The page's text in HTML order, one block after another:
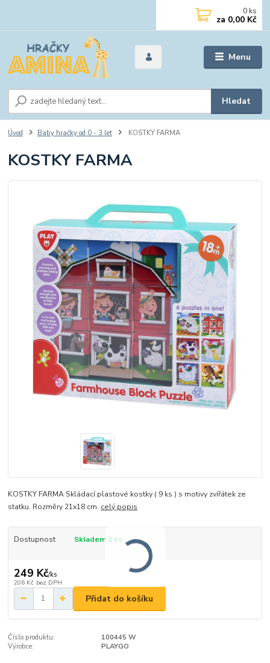
Menu
Hledat
0 ks
za 0,00 Kč
Úvod Baby hračky od 0 - 3 let KOSTKY FARMA
KOSTKY FARMA
KOSTKY FARMA Skládací plastové kostky ( 9 ks ) s motivy zvířátek ze
statku. Rozměry 21x18 cm. celý popis
Dostupnost Skladem 2 ks
249 Kč/ks
206 Kč bez DPH
Přidat do košíku
Číslo produktu:
100445 W
Výrobce:
PLAYGO